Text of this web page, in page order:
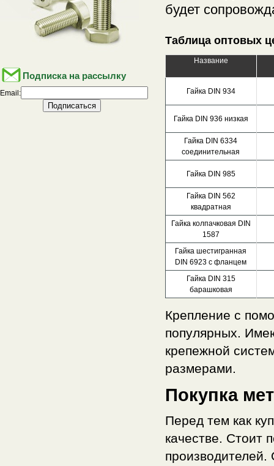
будет
Таблица оптовых
Название
Гайка DIN 934
Гайка DIN 936 низкая
Гайка DIN 6334
соединительная
Гайка DIN 985
Гайка DIN 562
квадратная
Гайка колпачковая DIN
1587
Гайка шестигранная
DIN 6923 с фланцем
Гайка DIN 315
барашковая
Крепление с
популярных.
крепежной
размерами.
Покупка
Перед тем как
качестве. Стоит
Подписка на рассылку
Email: